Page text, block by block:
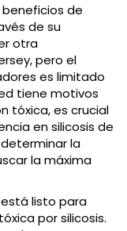
de
de su
otra
pero el
es limitado
tiene motivos
tóxica, es crucial
en silicosis de
la
la máxima
está listo para
por silicosis.